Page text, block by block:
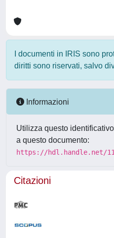
I documenti in IRIS sono
diritti sono riservati, salvo
Informazioni
Utilizza questo
a questo documento:
https://hdl.handle.net/
Citazioni